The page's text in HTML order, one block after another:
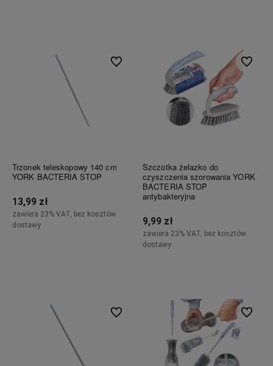
Trzonek teleskopowy 140 cm
YORK BACTERIA STOP
13,99 zł
zawiera 23% VAT, bez kosztów
dostawy
Do ulubionych
Szczotka żelazko do
czyszczenia szorowania YORK
BACTERIA STOP
antybakteryjna
9,99 zł
zawiera 23% VAT, bez kosztów
dostawy
Do
Do ulubionych Do